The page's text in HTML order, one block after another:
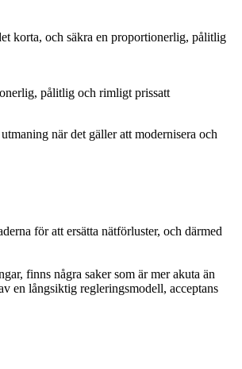
korta, och säkra en proportionerlig, pålitlig
pålitlig och rimligt prissatt
när det gäller att modernisera och
för att ersätta nätförluster, och därmed
finns några saker som är mer akuta än
en långsiktig regleringsmodell, acceptans